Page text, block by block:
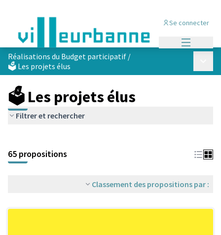
Se connecter
Réalisations du Budget participatif /
🗳️ Les projets élus
🗳️ Les projets élus
Filtrer et rechercher
+
−
65 propositions
Classement des propositions par :